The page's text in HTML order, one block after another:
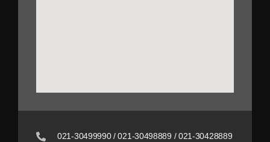
021-30499990 / 021-30498889 / 021-30428889